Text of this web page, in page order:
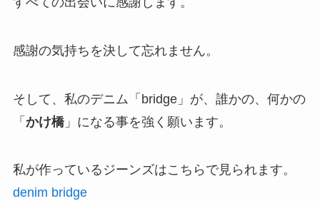
感謝の気持ちを決して忘れません。
そして、私のデニム「bridge」が、誰かの、何かの
「 かけ橋」になる事を強く願います。
私が作っているジーンズはこちらで見られます。
denim bridge